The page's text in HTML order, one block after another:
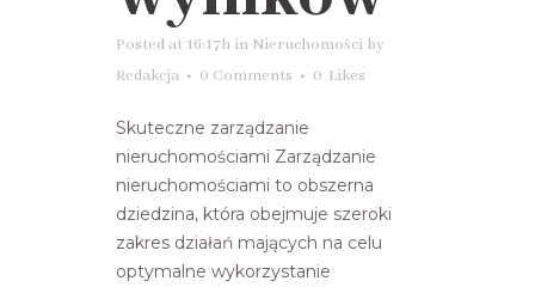
Posted at 16:17h in Nieruchomości by
Redakcja
0 Comments 0 Likes
Skuteczne zarządzanie
nieruchomościami Zarządzanie
nieruchomościami to obszerna
dziedzina, która obejmuje szeroki
zakres działań mających na celu
optymalne wykorzystanie